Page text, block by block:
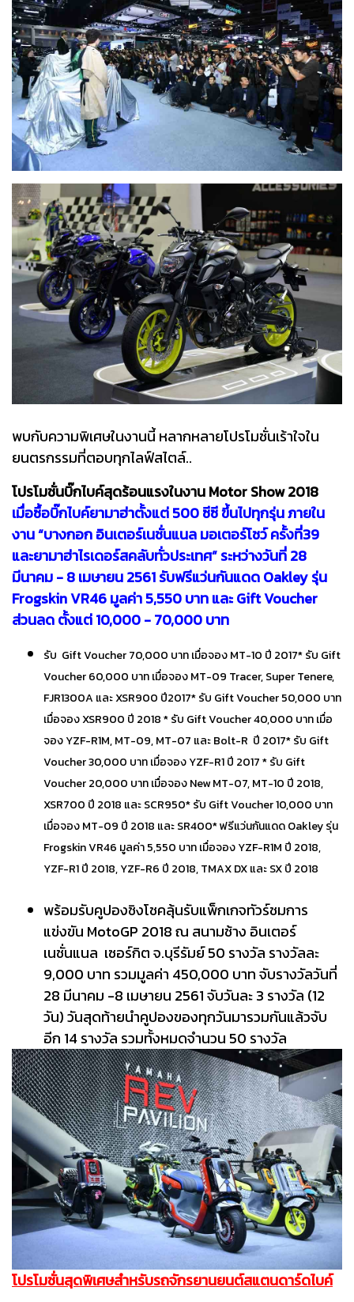
พบกับความพิเศษในงานนี้ หลากหลายโปรโมชั่นเร้าใจใน
ยนตรกรรมที่ตอบทุกไลฟ์สไตล์..
โปรโมชั่นบิ๊กไบค์สุดร้อนแรงในงาน Motor Show 2018
เมื่อซื้อบิ๊กไบค์ยามาฮ่าตั้งแต่ 500 ซีซี ขึ้นไปทุกรุ่น ภายใน
งาน “บางกอก อินเตอร์เนชั่นแนล มอเตอร์โชว์ ครั้งที่39
และยามาฮ่าไรเดอร์สคลับทั่วประเทศ” ระหว่างวันที่ 28
มีนาคม - 8 เมษายน 2561 รับฟรีแว่นกันแดด Oakley รุ่น
Frogskin VR46 มูลค่า 5,550 บาท และ Gift Voucher
ส่วนลด ตั้งแต่ 10,000 - 70,000 บาท
รับ Gift Voucher 70,000 บาท เมื่อจอง MT-10 ปี 2017* รับ Gift
Voucher 60,000 บาท เมื่อจอง MT-09 Tracer, Super Tenere,
FJR1300A และ XSR900 ปี2017* รับ Gift Voucher 50,000 บาท
เมื่อจอง XSR900 ปี 2018 * รับ Gift Voucher 40,000 บาท เมื่อ
จอง YZF-R1M, MT-09, MT-07 และ Bolt-R ปี 2017* รับ Gift
Voucher 30,000 บาท เมื่อจอง YZF-R1 ปี 2017 * รับ Gift
Voucher 20,000 บาท เมื่อจอง New MT-07, MT-10 ปี 2018,
XSR700 ปี 2018 และ SCR950* รับ Gift Voucher 10,000 บาท
เมื่อจอง MT-09 ปี 2018 และ SR400* ฟรีแว่นกันแดด Oakley รุ่น
Frogskin VR46 มูลค่า 5,550 บาท เมื่อจอง YZF-R1M ปี 2018,
YZF-R1 ปี 2018, YZF-R6 ปี 2018, TMAX DX และ SX ปี 2018
พร้อมรับคูปองชิงโชคลุ้นรับแพ็กเกจทัวร์ชมการ
แข่งขัน MotoGP 2018 ณ สนามช้าง อินเตอร์
เนชั่นแนล เซอร์กิต จ.บุรีรัมย์ 50 รางวัล รางวัลละ
9,000 บาท รวมมูลค่า 450,000 บาท จับรางวัลวันที่
28 มีนาคม -8 เมษายน 2561 จับวันละ 3 รางวัล (12
วัน) วันสุดท้ายนำคูปองของทุกวันมารวมกันแล้วจับ
อีก 14 รางวัล รวมทั้งหมดจำนวน 50 รางวัล
โปรโมชั่นสุดพิเศษสำหรับรถจักรยานยนต์สแตนดาร์ดไบค์